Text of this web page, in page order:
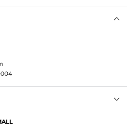
geométrico no cabedal.